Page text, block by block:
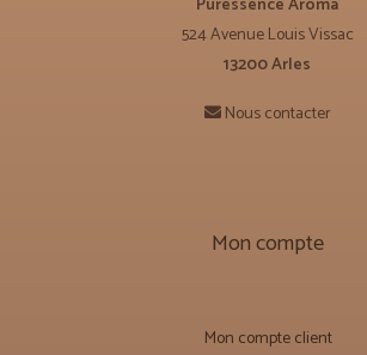
Puressence Aroma
524 Avenue Louis Vissac
13200 Arles
Nous contacter
Mon compte
Mon compte client